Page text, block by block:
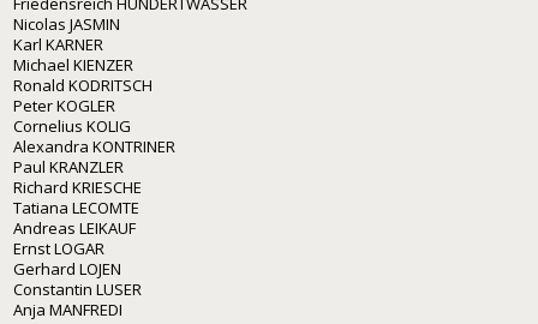
Nicolas JASMIN
Karl KARNER
Michael KIENZER
Ronald KODRITSCH
Peter KOGLER
Cornelius KOLIG
Alexandra KONTRINER
Paul KRANZLER
Richard KRIESCHE
Tatiana LECOMTE
Andreas LEIKAUF
Ernst LOGAR
Gerhard LOJEN
Constantin LUSER
Anja MANFREDI